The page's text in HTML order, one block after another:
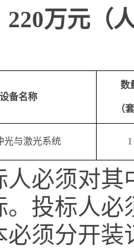
220万元（
设备名称
数
（
光与激光系统 1
人必须对
。投标人必
必须分开装